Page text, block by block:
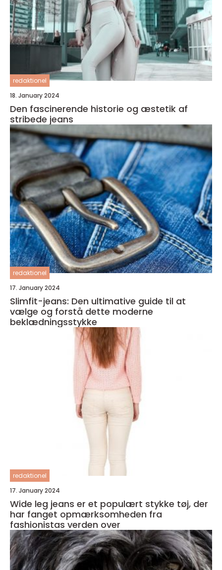
redaktionel
18. January 2024
Den fascinerende historie og æstetik af
stribede jeans
redaktionel
17. January 2024
Slimfit-jeans: Den ultimative guide til at
vælge og forstå dette moderne
beklædningsstykke
redaktionel
17. January 2024
Wide leg jeans er et populært stykke tøj, der
har fanget opmærksomheden fra
fashionistas verden over